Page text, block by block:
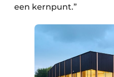
een kernpunt.”